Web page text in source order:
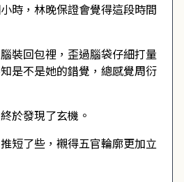
時，林晚保證會覺得這段時間
裝回包裡，歪過腦袋仔細打量
是不是她的錯覺，總感覺周衍
於發現了玄機。
短了些，襯得五官輪廓更加立